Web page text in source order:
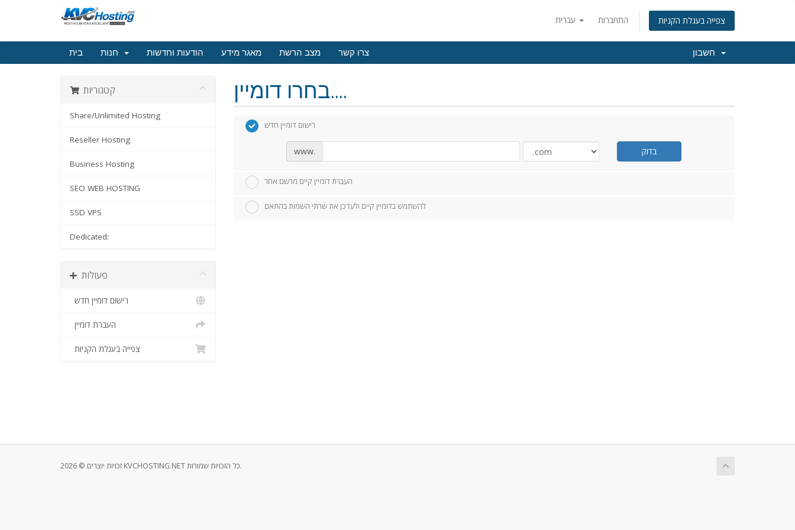
התחברות צפייה בעגלת הקניות
בית הודעות וחדשות מאגר מידע מצב הרשת צרו קשר
קטגוריות
Share/Unlimited Hosting
Reseller Hosting
Business Hosting
SEO WEB HOSTING
SSD VPS
Dedicated:
פעולות
רישום דומיין חדש
העברת דומיין
צפייה בעגלת הקניות
בחרו דומיין....
רישום דומיין חדש
www. בדוק
העברת דומיין קיים מרשם אחר
להשתמש בדומיין קיים ולעדכן את שרתי השמות בהתאם
זכויות יוצרים © 2026 KVCHOSTING.NET כל הזכויות שמורות.